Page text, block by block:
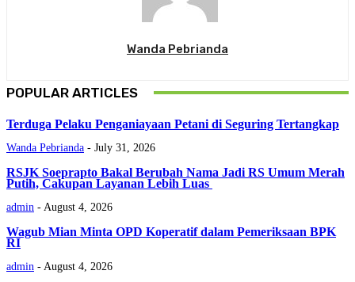
Wanda Pebrianda
POPULAR ARTICLES
Terduga Pelaku Penganiayaan Petani di Seguring Tertangkap
Wanda Pebrianda - July 31, 2026
RSJK Soeprapto Bakal Berubah Nama Jadi RS Umum Merah
Putih, Cakupan Layanan Lebih Luas
admin - August 4, 2026
Wagub Mian Minta OPD Koperatif dalam Pemeriksaan BPK
RI
admin - August 4, 2026